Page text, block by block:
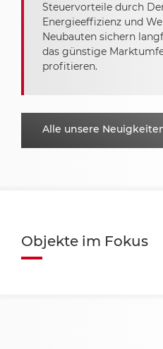
Steuervorteile durch
Energieeffizienz und
Neubauten sichern
das günstige
profitieren.
Alle unsere
Objekte im Fokus